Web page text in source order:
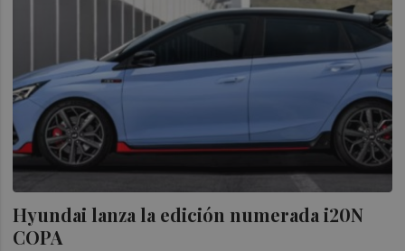
Hyundai lanza la edición numerada i20N
COPA